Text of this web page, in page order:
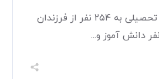
پرداخت کمک هزینه تحصیلی به ۲۵۴ نفر از فرزندان